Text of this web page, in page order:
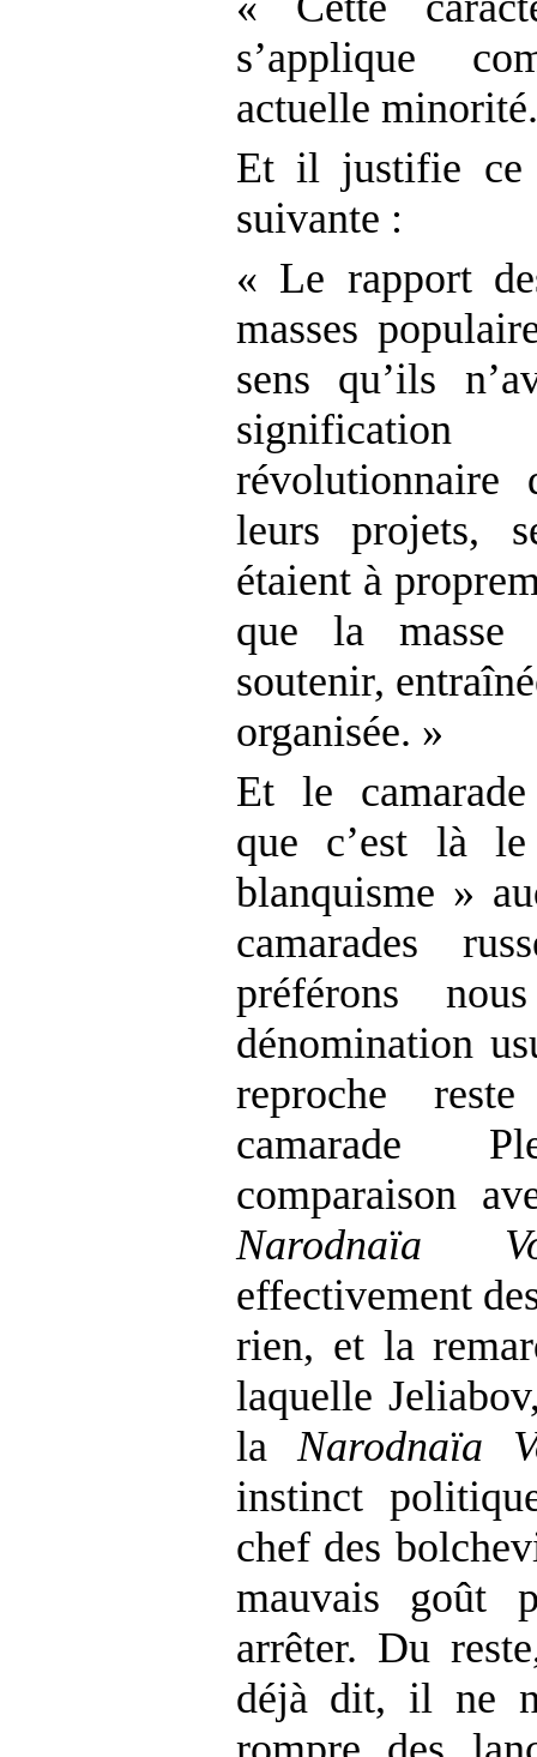
s’applique
actuelle
Et il justifie ce
suivante :
« Le rapport
masses
sens qu’ils
révolutionnaire
leurs projets,
étaient à
que la masse
soutenir,
organisée. »
Et le
que c’est là
blanquisme »
camarades
préférons
dénomination
reproche
camarade
comparaison
Narodnaïa
effectivement
rien, et la
laquelle
la Narodnaïa
instinct
chef des
mauvais goût
arrêter. Du
déjà dit, il ne